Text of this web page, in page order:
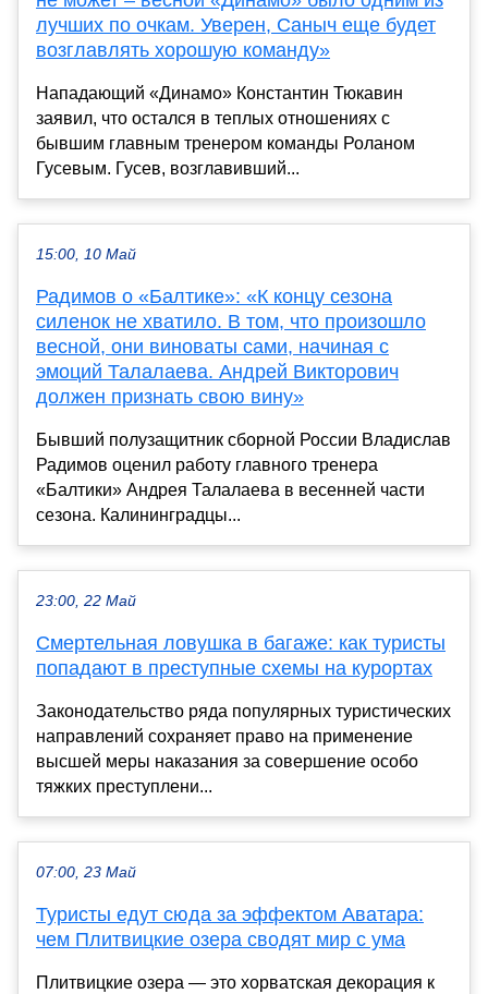
лучших по очкам. Уверен, Саныч еще будет
возглавлять хорошую команду»
Нападающий «Динамо» Константин Тюкавин
заявил, что остался в теплых отношениях с
бывшим главным тренером команды Роланом
Гусевым. Гусев, возглавивший...
15:00, 10 Май
Радимов о «Балтике»: «К концу сезона
силенок не хватило. В том, что произошло
весной, они виноваты сами, начиная с
эмоций Талалаева. Андрей Викторович
должен признать свою вину»
Бывший полузащитник сборной России Владислав
Радимов оценил работу главного тренера
«Балтики» Андрея Талалаева в весенней части
сезона. Калининградцы...
23:00, 22 Май
Смертельная ловушка в багаже: как туристы
попадают в преступные схемы на курортах
Законодательство ряда популярных туристических
направлений сохраняет право на применение
высшей меры наказания за совершение особо
тяжких преступлени...
07:00, 23 Май
Туристы едут сюда за эффектом Аватара:
чем Плитвицкие озера сводят мир с ума
Плитвицкие озера — это хорватская декорация к